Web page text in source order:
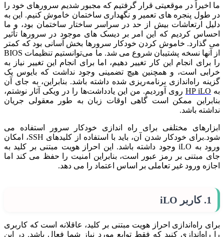
ما اخیراً در موقعیتی قرار گرفتیم که مجبور شدیم سرورهای خود را
در طول پنجره های تعمیر و نگهداری ساختمان خاموش کنیم. این به
دلیل ارتعاشات بیش از حد در سراسر ساختار ساختمان بود، و ما
احساس کردیم که این امر بر دیسک های موجود در سرورها تأثیر
می گذارد. خاموش کردن خودکار سرورها بخش آسانی بود که کمتر
از آنها نسخه پشتیبان شروع می شد. ما می‌توانستیم تنظیمات BIOS
را برای انجام این کار تغییر دهیم، اما برای انجام این تغییر نیاز به
خرابی است، و همچنین هیچ تضمینی وجود نداشت که بایوس یک
گزینه راه‌اندازی برنامه‌ریزی شده داشته باشد. بنابراین، به جای آن
به HP iLO روی آوردیم. من این یادداشت‌ها را در ویکی آثار نوشتم،
بنابراین ممکن است گاهی اوقات زبان به طور معقولی جریان
نداشته باشد.
ابزارهای مختلفی برای راه اندازی خودکار سرور استفاده می
شود.برای خودکار شدن آن، باید با استفاده از کلیدهای SSH، امکان
ورود به iLO وجود داشته باشد. این احراز هویت مبتنی بر کلید به
جای مبتنی بر رمز عبور است، بنابراین امنیت را حفظ می کند اما
اجازه ورود غیر تعاملی بر اساس اعتماد را می دهد.
1. کاربر iLO
برای راه‌اندازی احراز هویت مبتنی بر کلید، عاقلانه است که کاربری
را راه‌اندازی کنید که فقط توابع مورد نیاز شما فعال باشد. در این